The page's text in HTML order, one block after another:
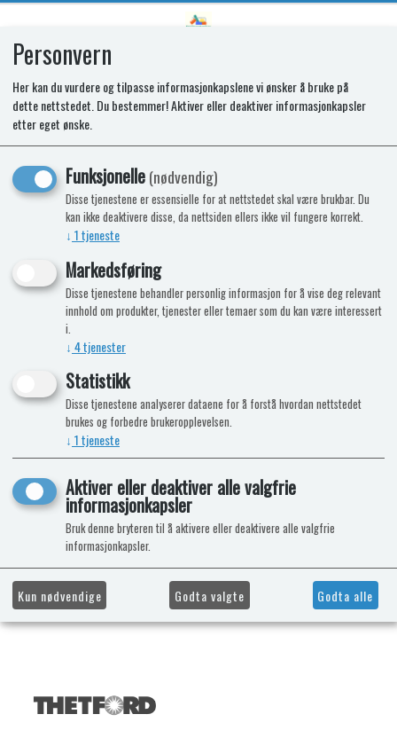
SR EXTENSION CABLE CP T2090E
Personvern
Her kan du vurdere og tilpasse informasjonkapslene vi ønsker å bruke på
dette nettstedet. Du bestemmer! Aktiver eller deaktiver informasjonkapsler
etter eget ønske.
Funksjonelle(nødvendig)
Disse tjenestene er essensielle for at nettstedet skal være brukbar. Du
kan ikke deaktivere disse, da nettsiden ellers ikke vil fungere korrekt.
↓ 1tjeneste
Markedsføring
Disse tjenestene behandler personlig informasjon for å vise deg relevant
innhold om produkter, tjenester eller temaer som du kan være interessert
i.
↓ 4tjenester
Statistikk
Disse tjenestene analyserer dataene for å forstå hvordan nettstedet
brukes og forbedre brukeropplevelsen.
↓ 1tjeneste
Aktiver eller deaktiver alle valgfrie
informasjonkapsler
Bruk denne bryteren til å aktivere eller deaktivere alle valgfrie
informasjonkapsler.
Kun nødvendige Godta valgte Godta alle